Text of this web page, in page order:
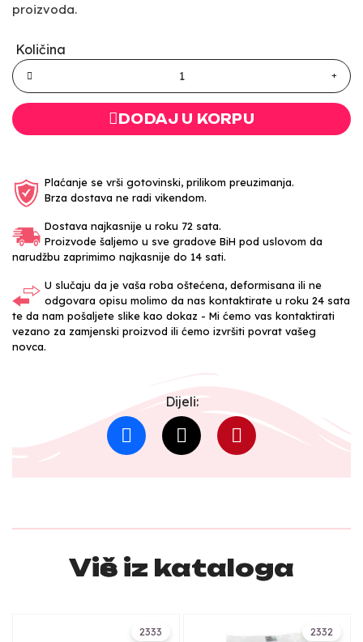
proizvoda.
Količina
DODAJ U KORPU
Plaćanje se vrši gotovinski, prilikom preuzimanja.
Brza dostava ne radi vikendom.
Dostava najkasnije u roku 72 sata.
Proizvode šaljemo u sve gradove BiH pod uslovom da
narudžbu zaprimimo najkasnije do 14 sati.
U slučaju da je vaša roba oštećena, deformisana ili ne
odgovara opisu molimo da nas kontaktirate u roku 24 sata
te da nam pošaljete slike kao dokaz - Mi ćemo vas kontaktirati
vezano za zamjenski proizvod ili ćemo izvršiti povrat vašeg
novca.
Dijeli:
Više iz kataloga
2333 2332